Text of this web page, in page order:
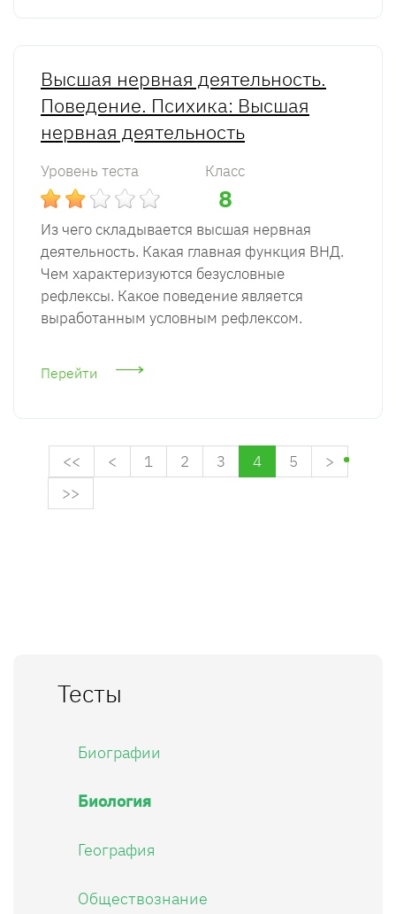
Высшая нервная деятельность.
Поведение. Психика: Высшая
нервная деятельность
Уровень теста Класс
8
Из чего складывается высшая нервная
деятельность. Какая главная функция ВНД.
Чем характеризуются безусловные
рефлексы. Какое поведение является
выработанным условным рефлексом.
Перейти
<< < 1 2 3 4 5
>
>>
Тесты
Биографии
Биология
География
Обществознание